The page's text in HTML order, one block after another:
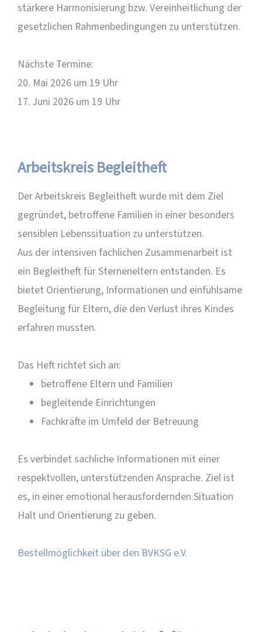
stärkere Harmonisierung bzw. Vereinheitlichung der
gesetzlichen Rahmenbedingungen zu unterstützen.
Nächste Termine:
20. Mai 2026 um 19 Uhr
17. Juni 2026 um 19 Uhr
Arbeitskreis Begleitheft
Der Arbeitskreis Begleitheft wurde mit dem Ziel
gegründet, betroffene Familien in einer besonders
sensiblen Lebenssituation zu unterstützen.
Aus der intensiven fachlichen Zusammenarbeit ist
ein Begleitheft für Sterneneltern entstanden. Es
bietet Orientierung, Informationen und einfühlsame
Begleitung für Eltern, die den Verlust ihres Kindes
erfahren mussten.
Das Heft richtet sich an:
betroffene Eltern und Familien
begleitende Einrichtungen
Fachkräfte im Umfeld der Betreuung
Es verbindet sachliche Informationen mit einer
respektvollen, unterstützenden Ansprache. Ziel ist
es, in einer emotional herausfordernden Situation
Halt und Orientierung zu geben.
Bestellmöglichkeit über den BVKSG e.V.